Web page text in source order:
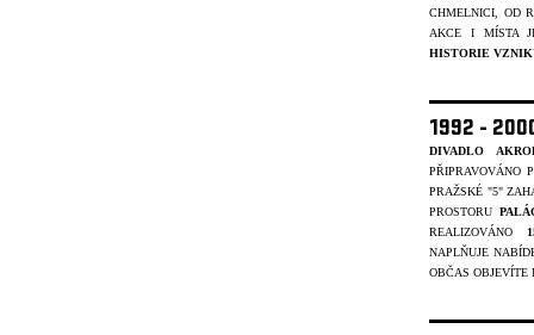
CHMELNICI, OD
AKCE I MÍSTA
HISTORIE
1992 -
DIVADLO
PŘIPRAVOVÁNO
PRAŽSKÉ "5"
PROSTORU
REALIZOVÁNO
NAPLŇUJE
OBČAS OBJEVÍTE